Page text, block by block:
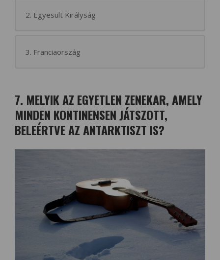
2. Egyesült Királyság
3. Franciaország
7. MELYIK AZ EGYETLEN ZENEKAR, AMELY
MINDEN KONTINENSEN JÁTSZOTT,
BELEÉRTVE AZ ANTARKTISZT IS?